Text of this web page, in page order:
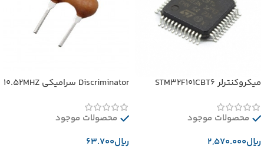
میکروکنترلر STM32F101CBT6
محصولات موجود
﷼
Discriminator سرامیکی 10.52MHZ
محصولات موجود
﷼